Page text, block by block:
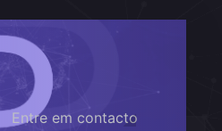
Entre em contacto